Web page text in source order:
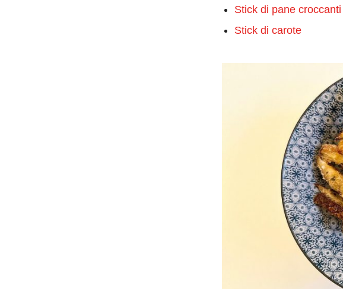
Stick di pane croccanti
Stick di carote